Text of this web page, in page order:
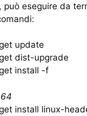
può eseguire da
update
dist-upgrade
install -f
install linux-